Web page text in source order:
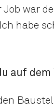
war
habe
auf